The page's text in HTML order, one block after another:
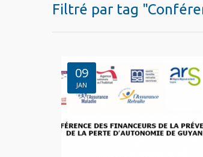
Filtré par tag
09
JAN